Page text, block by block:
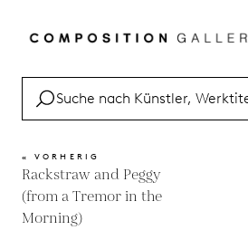
« VORHERIG
Rackstraw and Peggy
(from a Tremor in the
Morning)